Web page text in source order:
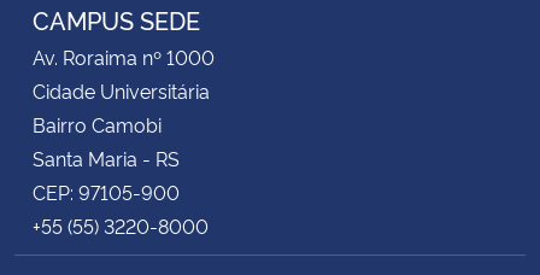
CAMPUS SEDE
Av. Roraima nº 1000
Cidade Universitária
Bairro Camobi
Santa Maria - RS
CEP: 97105-900
+55 (55) 3220-8000